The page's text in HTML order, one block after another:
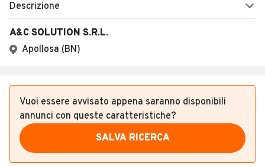
Descrizione
A&C SOLUTION S.R.L.
Apollosa (BN)
Vuoi essere avvisato appena saranno disponibili
annunci con queste caratteristiche?
SALVA RICERCA